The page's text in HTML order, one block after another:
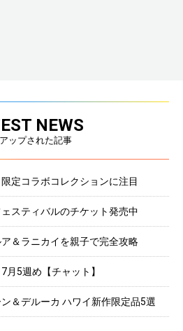
NEWS
ップされた記事
定コラボコレクションに注目
スティバルのチケット発売中
＆ラニカイを親子で完全攻略
月5週め【チャット】
＆デルーカ ハワイ新作限定品5選